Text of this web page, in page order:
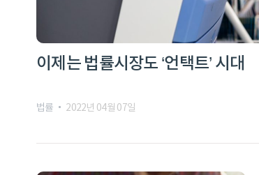
이제는 법률시장도 ‘언택트’ 시대
법률 2022년 04월 07일